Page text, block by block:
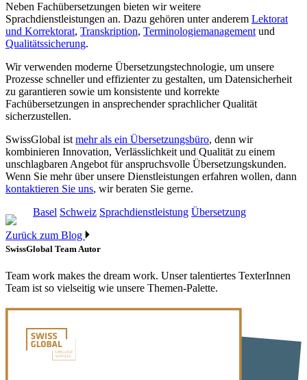
Neben Fachübersetzungen bieten wir weitere
Sprachdienstleistungen an. Dazu gehören unter anderem Lektorat
und Korrektorat, Transkription, Terminologiemanagementund
Qualitätssicherung.
Wir verwenden moderne Übersetzungstechnologie, um unsere
Prozesse schneller und effizienter zu gestalten, um Datensicherheit
zu garantieren sowie um konsistente und korrekte
Fachübersetzungen in ansprechender sprachlicher Qualität
sicherzustellen.
SwissGlobal istmehr als ein Übersetzungsbüro, denn wir
kombinieren Innovation, Verlässlichkeit und Qualität zu einem
unschlagbaren Angebot für anspruchsvolle Übersetzungskunden.
Wenn Sie mehr über unsere Dienstleistungen erfahren wollen, dann
kontaktieren Sie uns, wir beraten Sie gerne.
Basel Schweiz Sprachdienstleistung Übersetzung
Zurück zum Blog
SwissGlobal Team Autor
Team work makes the dream work. Unser talentiertes TexterInnen
Team ist so vielseitig wie unsere Themen-Palette.